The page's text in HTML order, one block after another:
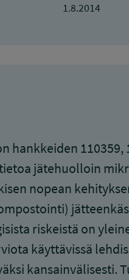
1.8.2014
hankkeiden 110359,
jätehuolloin
nopean
riskeistä on
käyttävissä
kansainvälisesti.